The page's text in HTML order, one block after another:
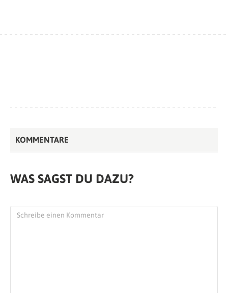
KOMMENTARE
WAS SAGST DU DAZU?